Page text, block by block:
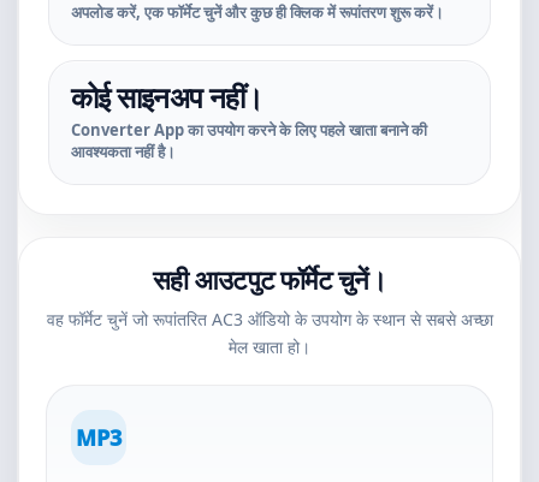
अपलोड करें, एक फॉर्मेट चुनें और कुछ ही क्लिक में रूपांतरण शुरू करें।
कोई साइनअप नहीं।
Converter App का उपयोग करने के लिए पहले खाता बनाने की
आवश्यकता नहीं है।
सही आउटपुट फॉर्मेट चुनें।
वह फॉर्मेट चुनें जो रूपांतरित AC3 ऑडियो के उपयोग के स्थान से सबसे अच्छा
मेल खाता हो।
MP3